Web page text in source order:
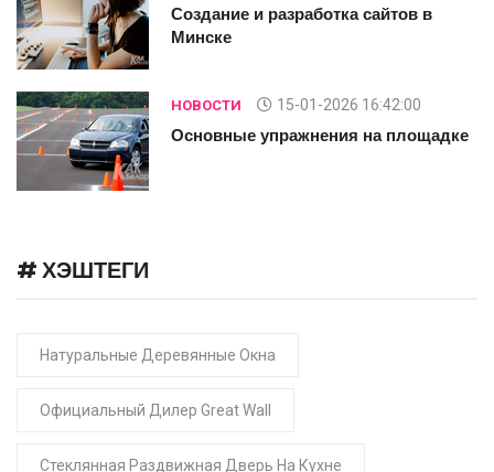
Создание и разработка сайтов в
Минске
НОВОСТИ 15-01-2026 16:42:00
Основные упражнения на площадке
# ХЭШТЕГИ
Натуральные Деревянные Окна
Официальный Дилер Great Wall
Стеклянная Раздвижная Дверь На Кухне